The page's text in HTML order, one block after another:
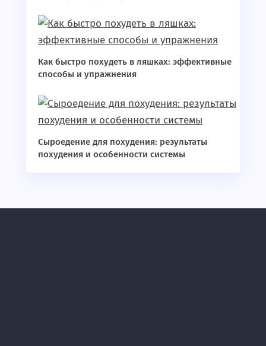
Как быстро похудеть в ляшках: эффективные
способы и упражнения
Сыроедение для похудения: результаты
похудения и особенности системы